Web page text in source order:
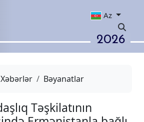
Az
2026
Xəbərlər Bəyanatlar